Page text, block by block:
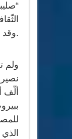
.وقد
ولم
ألّف